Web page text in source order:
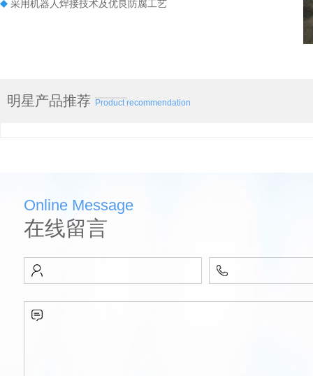
采用机器人焊接技术及优良防腐工艺
明星产品推荐 Product recommendation
Online Message
在线留言